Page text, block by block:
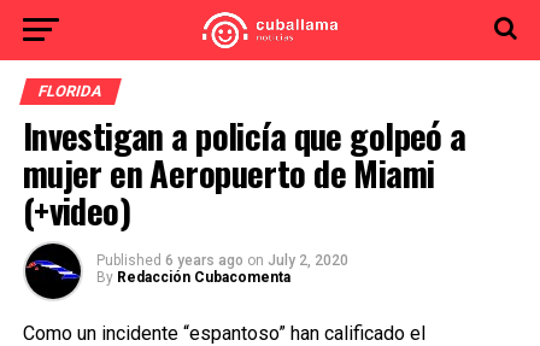
FLORIDA
Investigan a policía que golpeó a
mujer en Aeropuerto de Miami
(+video)
Published 6 years ago on July 2, 2020
By Redacción Cubacomenta
Como un incidente “espantoso” han calificado el